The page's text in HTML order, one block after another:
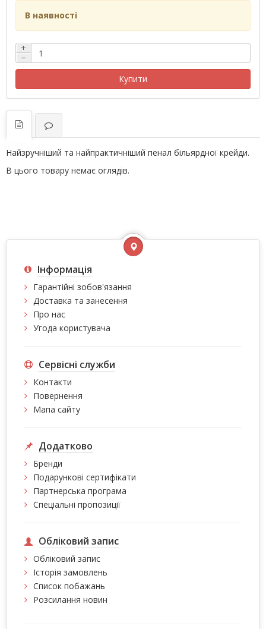
В наявності
+
−
Купити
Найзручніший та найпрактичніший пенал більярдної крейди.
В цього товару немає оглядів.
Інформація
Гарантійні зобов'язання
Доставка та занесення
Про нас
Угода користувача
Сервісні служби
Контакти
Повернення
Мапа сайту
Додатково
Бренди
Подарункові сертифікати
Партнерська програма
Спеціальні пропозиції
Обліковий запис
Обліковий запис
Історія замовлень
Список побажань
Розсилання новин